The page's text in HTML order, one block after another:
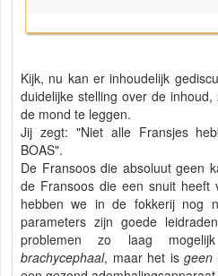
Kijk, nu kan er inhoudelijk
duidelijke stelling over de
de mond te leggen.
Jij zegt: "Niet alle Fransjes
BOAS".
De Fransoos die absoluut geen
de Fransoos die een snuit heeft
hebben we in de fokkerij nog
parameters zijn goede
problemen zo laag
brachycephaal, maar het isgeen